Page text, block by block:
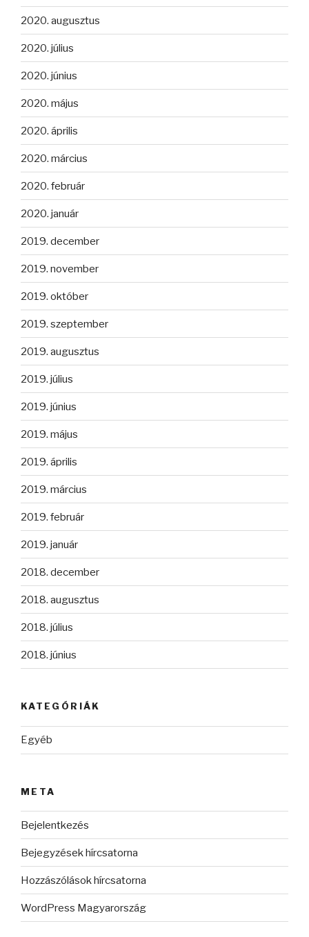
2020. augusztus
2020. július
2020. június
2020. május
2020. április
2020. március
2020. február
2020. január
2019. december
2019. november
2019. október
2019. szeptember
2019. augusztus
2019. július
2019. június
2019. május
2019. április
2019. március
2019. február
2019. január
2018. december
2018. augusztus
2018. július
2018. június
KATEGÓRIÁK
Egyéb
META
Bejelentkezés
Bejegyzések hírcsatorna
Hozzászólások hírcsatorna
WordPress Magyarország